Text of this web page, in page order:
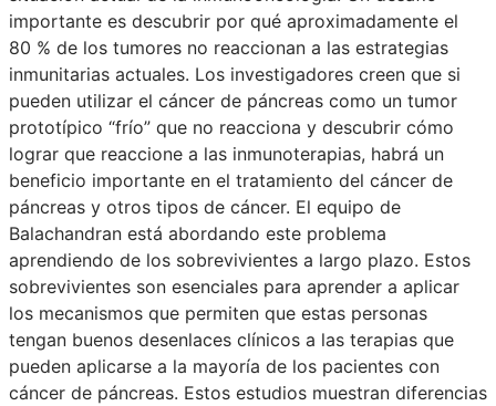
importante es descubrir por qué aproximadamente el
80 % de los tumores no reaccionan a las estrategias
inmunitarias actuales. Los investigadores creen que si
pueden utilizar el cáncer de páncreas como un tumor
prototípico “frío” que no reacciona y descubrir cómo
lograr que reaccione a las inmunoterapias, habrá un
beneficio importante en el tratamiento del cáncer de
páncreas y otros tipos de cáncer. El equipo de
Balachandran está abordando este problema
aprendiendo de los sobrevivientes a largo plazo. Estos
sobrevivientes son esenciales para aprender a aplicar
los mecanismos que permiten que estas personas
tengan buenos desenlaces clínicos a las terapias que
pueden aplicarse a la mayoría de los pacientes con
cáncer de páncreas. Estos estudios muestran diferencias